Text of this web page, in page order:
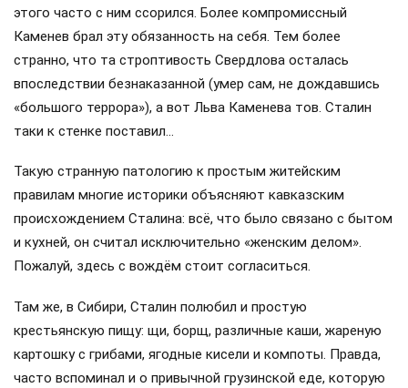
этого часто с ним ссорился. Более компромиссный
Каменев брал эту обязанность на себя. Тем более
странно, что та строптивость Свердлова осталась
впоследствии безнаказанной (умер сам, не дождавшись
«большого террора»), а вот Льва Каменева тов. Сталин
таки к стенке поставил…
Такую странную патологию к простым житейским
правилам многие историки объясняют кавказским
происхождением Сталина: всё, что было связано с бытом
и кухней, он считал исключительно «женским делом».
Пожалуй, здесь с вождём стоит согласиться.
Там же, в Сибири, Сталин полюбил и простую
крестьянскую пищу: щи, борщ, различные каши, жареную
картошку с грибами, ягодные кисели и компоты. Правда,
часто вспоминал и о привычной грузинской еде, которую